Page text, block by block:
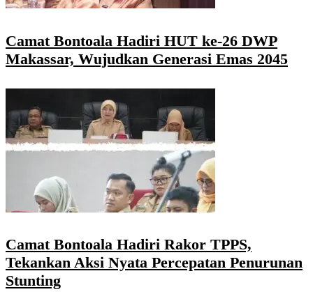
Camat Bontoala Hadiri HUT ke-26 DWP
Makassar, Wujudkan Generasi Emas 2045
Camat Bontoala Hadiri Rakor TPPS,
Tekankan Aksi Nyata Percepatan Penurunan
Stunting